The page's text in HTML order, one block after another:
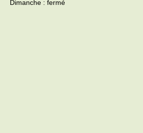
Dimanche : fermé